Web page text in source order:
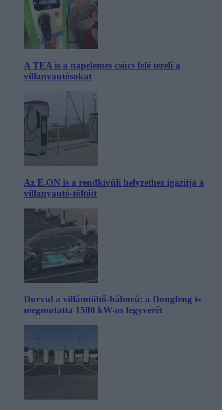
A TEA is a napelemes csúcs felé tereli a
villanyautósokat
Az E.ON is a rendkívüli helyzethez igazítja a
villanyautó-töltőit
Durvul a villámtöltő-háború: a Dongfeng is
megmutatta 1500 kW-os fegyverét